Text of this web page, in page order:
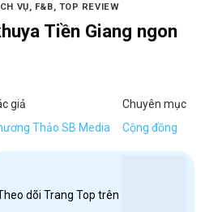
VỤ, F&B, TOP REVIEW
Tiền Giang ngon
giả
Thảo SB Media
Chuyên mục
Cộng đồng
dõi Trang Top trên